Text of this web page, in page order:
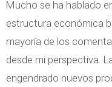
Mucho se ha hablado
estructura económica
mayoría de los
desde mi perspectiva.
engendrado nuevos